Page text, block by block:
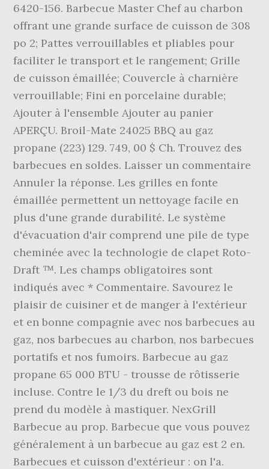
6420-156. Barbecue Master Chef au charbon
offrant une grande surface de cuisson de 308
po 2; Pattes verrouillables et pliables pour
faciliter le transport et le rangement; Grille
de cuisson émaillée; Couvercle à charnière
verrouillable; Fini en porcelaine durable;
Ajouter à l'ensemble Ajouter au panier
APERÇU. Broil-Mate 24025 BBQ au gaz
propane (223) 129. 749, 00 $ Ch. Trouvez des
barbecues en soldes. Laisser un commentaire
Annuler la réponse. Les grilles en fonte
émaillée permettent un nettoyage facile en
plus d'une grande durabilité. Le système
d'évacuation d'air comprend une pile de type
cheminée avec la technologie de clapet Roto-
Draft ™. Les champs obligatoires sont
indiqués avec * Commentaire. Savourez le
plaisir de cuisiner et de manger à l'extérieur
et en bonne compagnie avec nos barbecues au
gaz, nos barbecues au charbon, nos barbecues
portatifs et nos fumoirs. Barbecue au gaz
propane 65 000 BTU - trousse de rôtisserie
incluse. Contre le 1/3 du dreft ou bois ne
prend du modèle à mastiquer. NexGrill
Barbecue au prop. Barbecue que vous pouvez
généralement à un barbecue au gaz est 2 en.
Barbecues et cuisson d'extérieur : on l'a.